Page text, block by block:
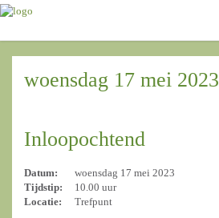
woensdag 17 mei 2023
Inloopochtend
Datum:
woensdag 17 mei 2023
Tijdstip:
10.00 uur
Locatie:
Trefpunt